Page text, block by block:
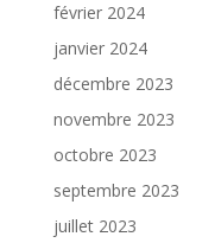
février 2024
janvier 2024
décembre 2023
novembre 2023
octobre 2023
septembre 2023
juillet 2023